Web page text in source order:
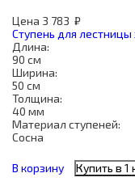
Цена 3 783 ₽
Ступень для
Длина:
90 см
Ширина:
50 см
Толщина:
40 мм
Материал ступеней:
Сосна
В корзину Купить в 1